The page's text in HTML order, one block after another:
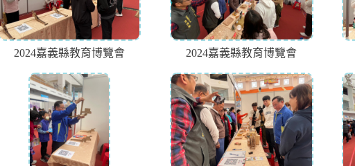
2024嘉義縣教育博覽會 2024嘉義縣教育博覽會